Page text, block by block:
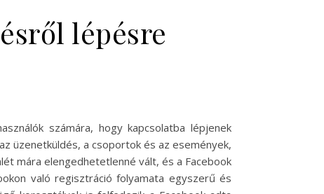
lépésre
számára, hogy kapcsolatba lépjenek
üzenetküldés, a csoportok és az események,
mára elengedhetetlenné vált, és a Facebook
való regisztráció folyamata egyszerű és